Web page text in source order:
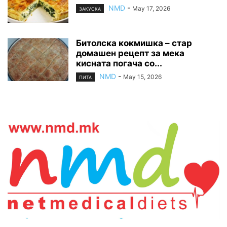
ЗАКУСКА NMD - May 17, 2026
Битолска кокмишка – стар
домашен рецепт за мека
кисната погача со...
ПИТА NMD - May 15, 2026